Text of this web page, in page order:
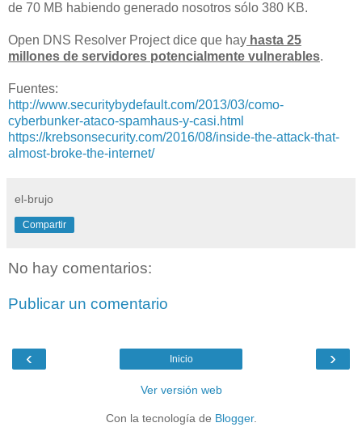
de 70 MB habiendo generado nosotros sólo 380 KB.
Open DNS Resolver Project dice que hay hasta 25
millones de servidores potencialmente vulnerables.
Fuentes:
http://www.securitybydefault.com/2013/03/como-
cyberbunker-ataco-spamhaus-y-casi.html
https://krebsonsecurity.com/2016/08/inside-the-attack-that-
almost-broke-the-internet/
el-brujo
Compartir
No hay comentarios:
Publicar un comentario
‹ ›
Inicio
Ver versión web
Con la tecnología de Blogger.